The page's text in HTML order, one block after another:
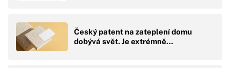
Český patent na zateplení domu
dobývá svět. Je extrémně…